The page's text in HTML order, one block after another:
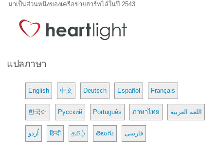
มาเป็นส่วนหนึ่งของเครือข่ายฮาร์ทไล์ในปี 2543
แปลภาษา
English 中文 Deutsch Español Français
한국어 Русский Português ภาษาไทย اللغة العربية
اُردو हिन्दी தமிழ் తెలుగు فارسی